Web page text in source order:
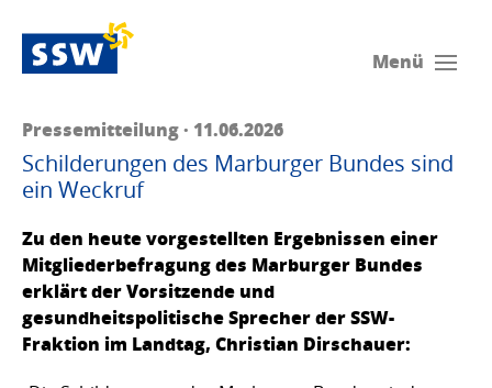
Menü
Pressemitteilung · 11.06.2026
Schilderungen des Marburger Bundes sind
ein Weckruf
Zu den heute vorgestellten Ergebnissen einer
Mitgliederbefragung des Marburger Bundes
erklärt der Vorsitzende und
gesundheitspolitische Sprecher der SSW-
Fraktion im Landtag, Christian Dirschauer: